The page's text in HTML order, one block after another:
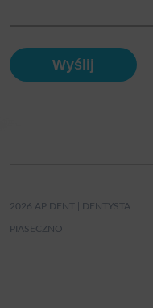
2026 AP DENT | DENTYSTA
PIASECZNO